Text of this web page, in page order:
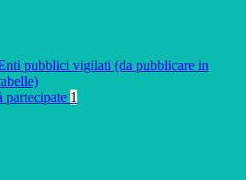
pubblici vigilati (da pubblicare in
partecipate 1